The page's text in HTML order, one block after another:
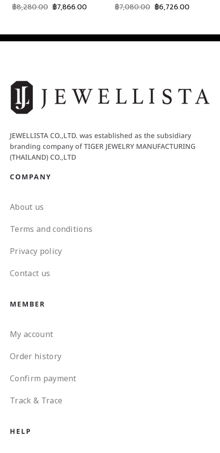
฿8,280.00 ฿7,866.00 ฿7,080.00 ฿6,726.00
JEWELLISTA CO.,LTD. was established as the subsidiary
branding company of TIGER JEWELRY MANUFACTURING
(THAILAND) CO.,LTD
COMPANY
About us
Terms and conditions
Privacy policy
Contact us
MEMBER
My account
Order history
Confirm payment
Track & Trace
HELP